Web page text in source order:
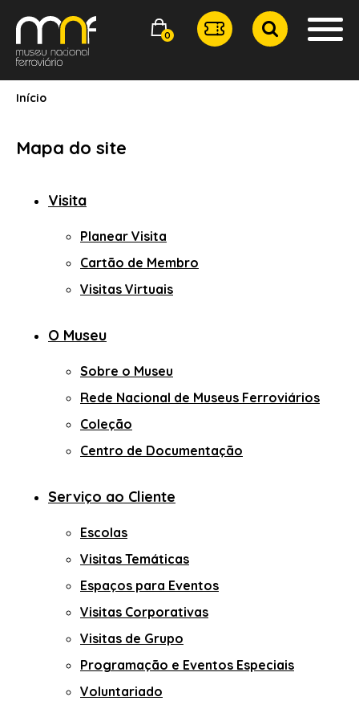
0
Início
Mapa do site
Visita
Planear Visita
Cartão de Membro
Visitas Virtuais
O Museu
Sobre o Museu
Rede Nacional de Museus Ferroviários
Coleção
Centro de Documentação
Serviço ao Cliente
Escolas
Visitas Temáticas
Espaços para Eventos
Visitas Corporativas
Visitas de Grupo
Programação e Eventos Especiais
Voluntariado